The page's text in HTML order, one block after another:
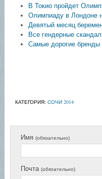
В Токио пройдет
Олимпиаду в Лондоне
Девятый месяц
Все гендерные
Самые дорогие
КАТЕГОРИЯ: СОЧИ 2014
Имя (обязательно)
Почта (обязательно)